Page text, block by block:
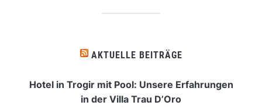
AKTUELLE BEITRÄGE
Hotel in Trogir mit Pool: Unsere Erfahrungen
in der Villa Trau D’Oro